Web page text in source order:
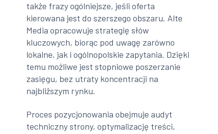
także frazy ogólniejsze, jeśli oferta
kierowana jest do szerszego obszaru. Alte
Media opracowuje strategię słów
kluczowych, biorąc pod uwagę zarówno
lokalne, jak i ogólnopolskie zapytania. Dzięki
temu możliwe jest stopniowe poszerzanie
zasięgu, bez utraty koncentracji na
najbliższym rynku.
Proces pozycjonowania obejmuje audyt
techniczny strony, optymalizację treści,